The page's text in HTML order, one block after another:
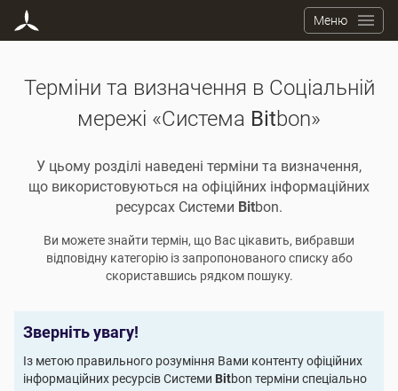
Меню
Терміни та визначення в Соціальній
мережі «Система Bitbon»
У цьому розділі наведені терміни та визначення,
що використовуються на офіційних інформаційних
ресурсах Системи Bitbon.
Ви можете знайти термін, що Вас цікавить, вибравши
відповідну категорію із запропонованого списку або
скориставшись рядком пошуку.
Зверніть увагу!
Із метою правильного розуміння Вами контенту офіційних
інформаційних ресурсів Системи Bitbon терміни спеціально